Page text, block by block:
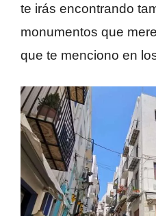
te irás encontrando
monumentos que
que te menciono en